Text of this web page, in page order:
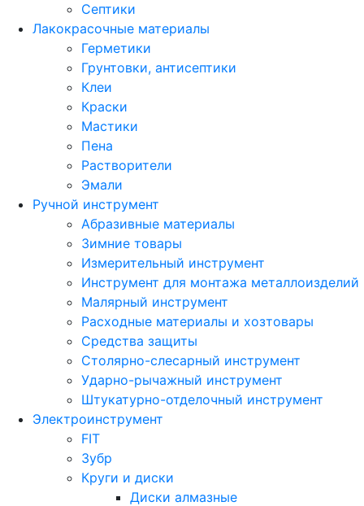
Септики
Лакокрасочные материалы
Герметики
Грунтовки, антисептики
Клеи
Краски
Мастики
Пена
Растворители
Эмали
Ручной инструмент
Абразивные материалы
Зимние товары
Измерительный инструмент
Инструмент для монтажа металлоизделий
Малярный инструмент
Расходные материалы и хозтовары
Средства защиты
Столярно-слесарный инструмент
Ударно-рычажный инструмент
Штукатурно-отделочный инструмент
Электроинструмент
FIT
Зубр
Круги и диски
Диски алмазные